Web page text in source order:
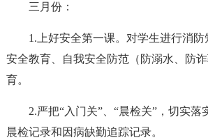
三月份：
1.上好安全第一课。对学生进行消
安全教育、自我安全防范（防溺水、防
育。
2.严把“入门关”、“晨检关”，切实
晨检记录和因病缺勤追踪记录。